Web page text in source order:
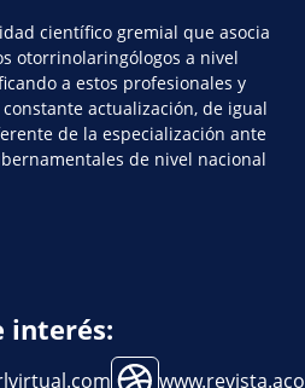
científico gremial que asocia
otorrinolaringólogos a nivel
a estos profesionales y
actualización, de igual
de la especialización ante
de nivel nacional
interés: